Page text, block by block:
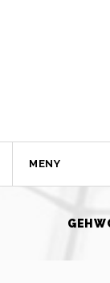
MENY